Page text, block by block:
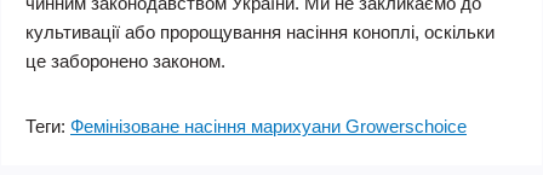
культивації або пророщування насіння коноплі, оскільки
це заборонено законом.
Теги: Фемінізоване насіння марихуани Growerschoice